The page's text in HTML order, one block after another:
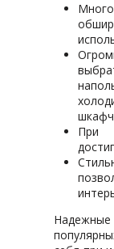
При
Надежные